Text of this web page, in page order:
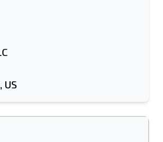
US
dispositivo mobile